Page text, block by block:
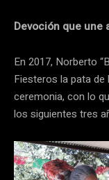
Devoción que une
En 2017, Norberto
Fiesteros la pata
ceremonia, con lo
los siguientes tres